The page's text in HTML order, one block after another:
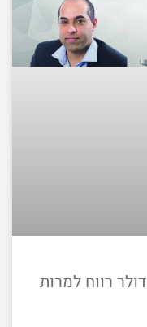
מסחר בפרה מרקט – $843 דולר רווח למרות